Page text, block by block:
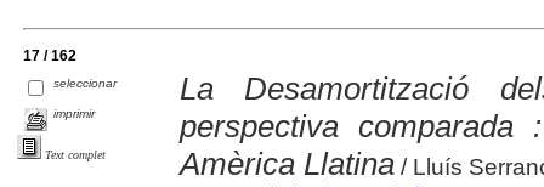
17 / 162
seleccionar
imprimir
Text complet
La Desamortització
perspectiva comparada
Amèrica Llatina/ Lluís